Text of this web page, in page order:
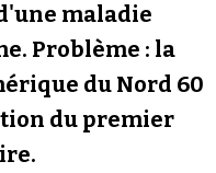
Vera
maladie
Problème : la
du Nord 60
du premier